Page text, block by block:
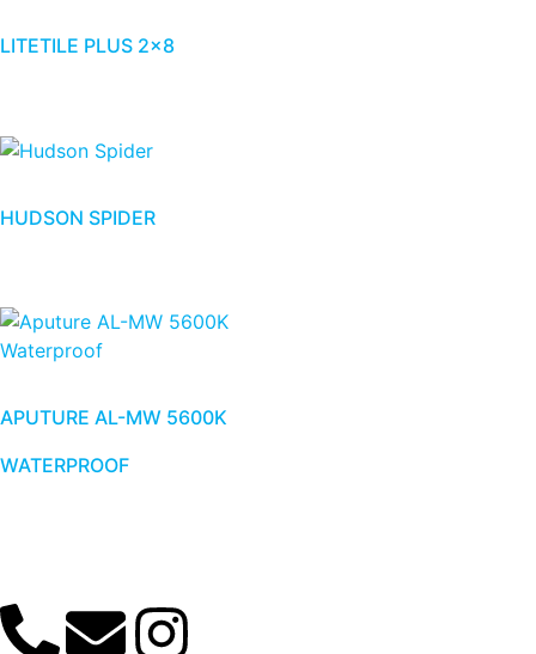
LITETILE PLUS 2×8
HUDSON SPIDER
APUTURE AL-MW 5600K
WATERPROOF